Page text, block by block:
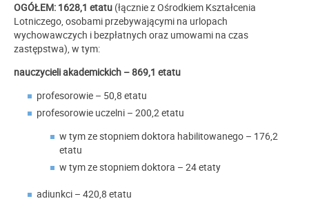
OGÓŁEM: 1628,1 etatu (łącznie z Ośrodkiem Kształcenia
Lotniczego, osobami przebywającymi na urlopach
wychowawczych i bezpłatnych oraz umowami na czas
zastępstwa), w tym:
nauczycieli akademickich – 869,1 etatu
profesorowie – 50,8 etatu
profesorowie uczelni – 200,2 etatu
w tym ze stopniem doktora habilitowanego – 176,2
etatu
w tym ze stopniem doktora – 24 etaty
adiunkci – 420,8 etatu